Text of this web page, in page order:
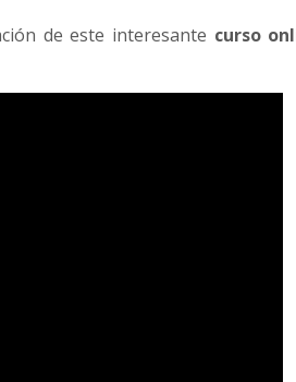
de este interesante curso